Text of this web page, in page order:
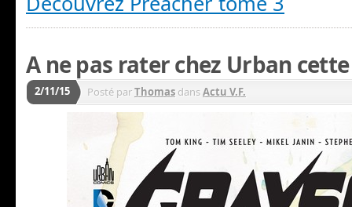
A ne pas rater chez Urban
2/11/15 Posté parThomas dansActu V.F.